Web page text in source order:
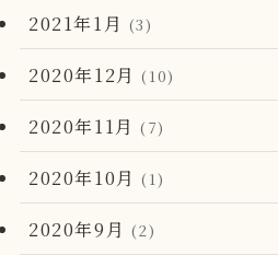
2021年1月 (3)
2020年12月 (10)
2020年11月 (7)
2020年10月 (1)
2020年9月 (2)